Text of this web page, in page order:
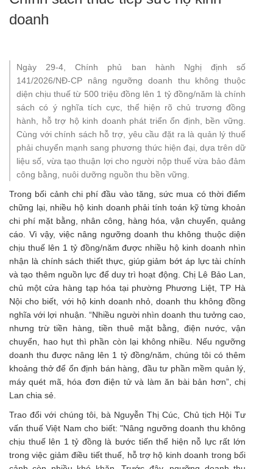
doanh
Ngày 29-4, Chính phủ ban hành Nghị định số
141/2026/NĐ-CP nâng ngưỡng doanh thu không thuộc
diện chịu thuế từ 500 triệu đồng lên 1 tỷ đồng/năm là chính
sách có ý nghĩa tích cực, thể hiện rõ chủ trương đồng
hành, hỗ trợ hộ kinh doanh phát triển ổn định, bền vững.
Cùng với chính sách hỗ trợ, yêu cầu đặt ra là quản lý thuế
phải chuyển mạnh sang phương thức hiện đại, dựa trên dữ
liệu số, vừa tạo thuận lợi cho người nộp thuế vừa bảo đảm
công bằng, nuôi dưỡng nguồn thu bền vững.
Trong bối cảnh chi phí đầu vào tăng, sức mua có thời điểm
chững lại, nhiều hộ kinh doanh phải tính toán kỹ từng khoản
chi phí mặt bằng, nhân công, hàng hóa, vận chuyển, quảng
cáo. Vì vậy, việc nâng ngưỡng doanh thu không thuộc diện
chịu thuế lên 1 tỷ đồng/năm được nhiều hộ kinh doanh nhìn
nhận là chính sách thiết thực, giúp giảm bớt áp lực tài chính
và tạo thêm nguồn lực để duy trì hoạt động. Chị Lê Bảo Lan,
chủ một cửa hàng tạp hóa tại phường Phương Liệt, TP Hà
Nội cho biết, với hộ kinh doanh nhỏ, doanh thu không đồng
nghĩa với lợi nhuận. “Nhiều người nhìn doanh thu tưởng cao,
nhưng trừ tiền hàng, tiền thuê mặt bằng, điện nước, vận
chuyển, hao hụt thì phần còn lại không nhiều. Nếu ngưỡng
doanh thu được nâng lên 1 tỷ đồng/năm, chúng tôi có thêm
khoảng thở để ổn định bán hàng, đầu tư phần mềm quản lý,
máy quét mã, hóa đơn điện tử và làm ăn bài bản hơn”, chị
Lan chia sẻ.
Trao đổi với chúng tôi, bà Nguyễn Thị Cúc, Chủ tịch Hội Tư
vấn thuếViệt Nam cho biết: "Nâng ngưỡng doanh thu không
chịu thuế lên 1 tỷ đồng là bước tiến thể hiện nỗ lực rất lớn
trong việc giảm điều tiết thuế, hỗ trợ hộ kinh doanh trong bối